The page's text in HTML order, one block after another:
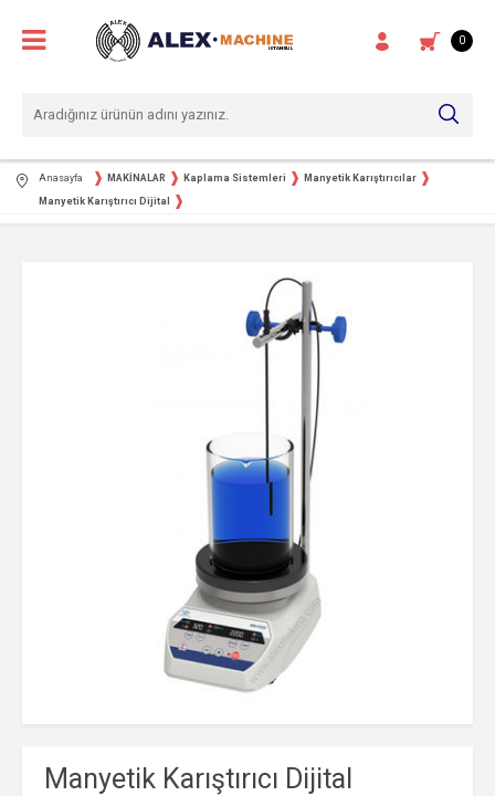
0
Anasayfa MAKİNALAR Kaplama Sistemleri Manyetik Karıştırıcılar
Manyetik Karıştırıcı Dijital
Manyetik Karıştırıcı Dijital